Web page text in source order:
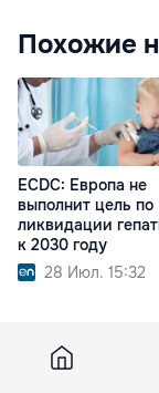
Похожие
ECDC: Европа не
выполнит цель по
ликвидации
к 2030 году
28 Июл. 15:32